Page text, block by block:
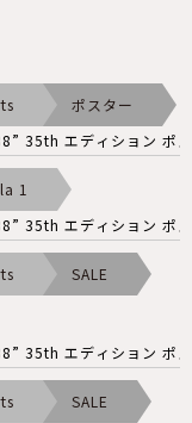
ポスター
35th エディション ポ
1
35th エディション ポ
SALE
35th エディション ポ
SALE